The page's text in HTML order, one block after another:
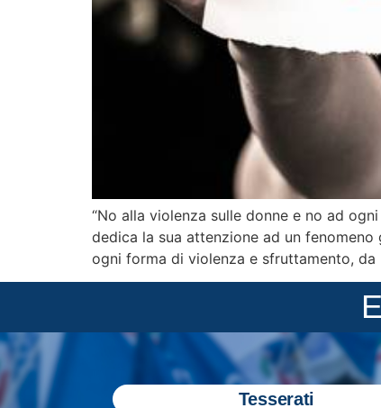
“No alla violenza sulle donne e no ad
dedica la sua attenzione ad un
ogni forma di violenza e sfruttamento,
Tesserati